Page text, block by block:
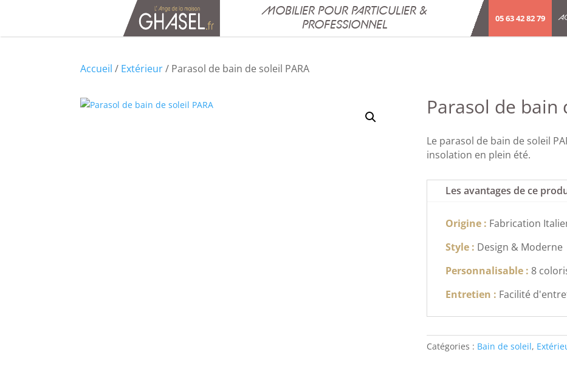
MOBILIER POUR PARTICULIER &
PROFESSIONNEL
05 63 42 82 79
Accueil / Extérieur/ Parasol de bain de soleil PARA
Parasol de bain
Le parasol de bain de soleil
insolation en plein été.
Les avantages de ce
Origine : Fabrication
Style : Design & Moderne
Personnalisable : 8
Entretien : Facilité
Catégories : Bain de soleil,